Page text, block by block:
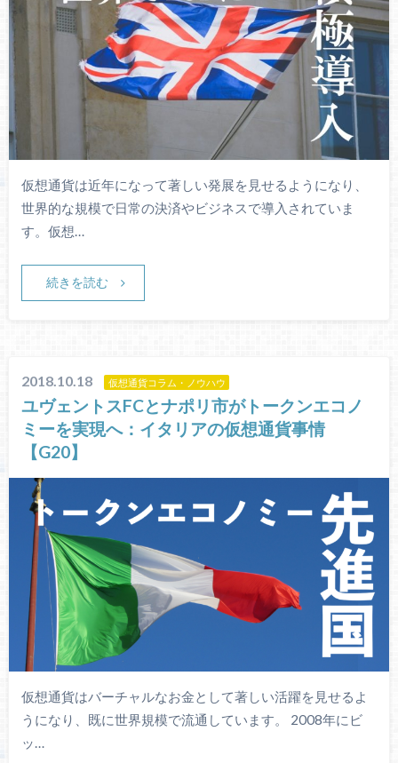
仮想通貨は近年になって著しい発展を見せるようになり、
世界的な規模で日常の決済やビジネスで導入されていま
す。仮想…
続きを読む
2018.10.18 仮想通貨コラム・ノウハウ
ユヴェントスFCとナポリ市がトークンエコノ
ミーを実現へ：イタリアの仮想通貨事情
【G20】
仮想通貨はバーチャルなお金として著しい活躍を見せるよ
うになり、既に世界規模で流通しています。 2008年にビ
ッ…